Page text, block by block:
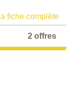
fiche complète
2 offres